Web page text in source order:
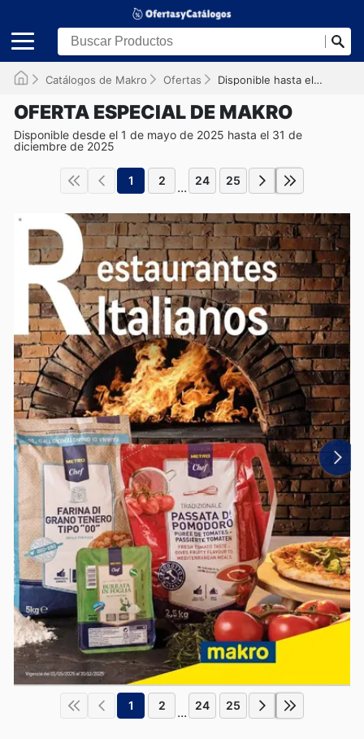
Catálogos de Makro Ofertas Disponible hasta el 31/12/2025
OFERTA ESPECIAL DE MAKRO
Disponible desde el 1 de mayo de 2025 hasta el 31 de
diciembre de 2025
1 2 ... 24 25
1 2 ... 24 25